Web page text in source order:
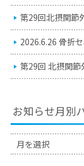
第29回北摂関節
2026.6.26 骨折
第29回 北摂関節
お知らせ月別